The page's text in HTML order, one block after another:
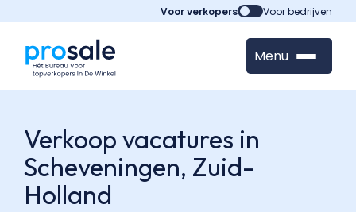
Voor verkopers Voor bedrijven
Menu
Verkoop vacatures in
Scheveningen, Zuid-
Holland